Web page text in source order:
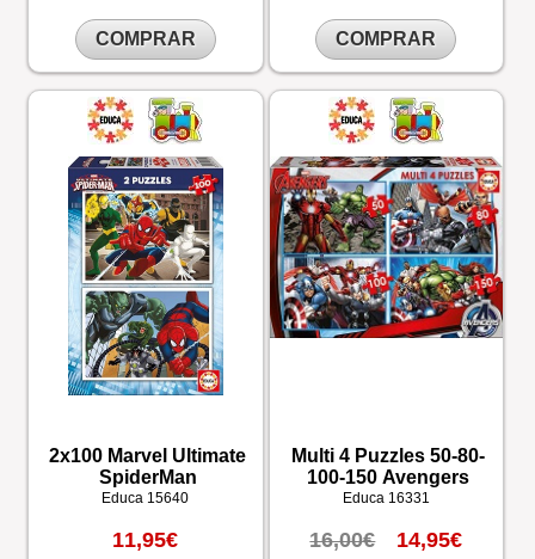
COMPRAR COMPRAR
2x100 Marvel Ultimate
SpiderMan
Educa 15640
11,95€
Multi 4 Puzzles 50-80-
100-150 Avengers
Educa 16331
16,00€ 14,95€